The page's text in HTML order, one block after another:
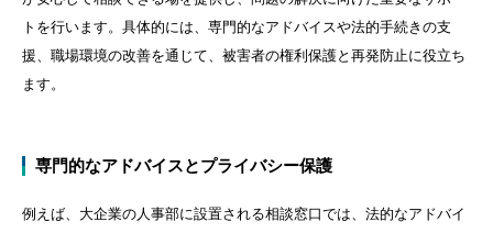
トを行います。具体的には、専門的なアドバイスや法的手続きの支
援、職場環境の改善を通じて、被害者の権利保護と再発防止に役立ち
ます。
専門的なアドバイスとプライバシー保護
例えば、大企業の人事部に設置される相談窓口では、法的なアドバイ